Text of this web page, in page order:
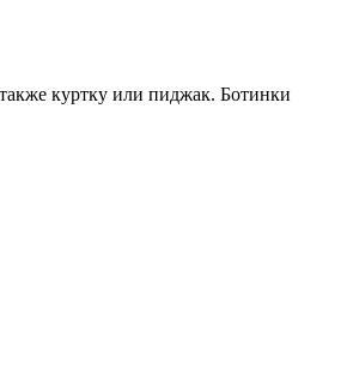
куртку или пиджак. Ботинки